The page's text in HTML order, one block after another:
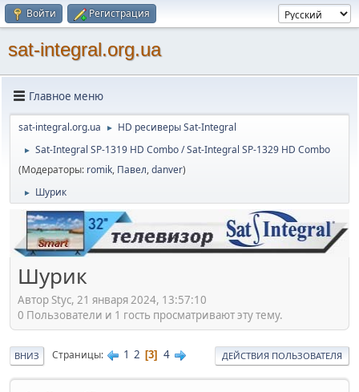
Войти Регистрация
sat-integral.org.ua
Главное меню
sat-integral.org.ua ► HD ресиверы Sat-Integral
►
Sat-Integral SP-1319 HD Combo / Sat-Integral SP-1329 HD Combo
(Модераторы: romik, Павел,danver)
► Шурик
Шурик
Автор Styc, 21 января 2024, 13:57:10
0 Пользователи и 1 гость просматривают эту тему.
ВНИЗ Страницы 1 2 3 4 ДЕЙСТВИЯ ПОЛЬЗОВАТЕЛЯ